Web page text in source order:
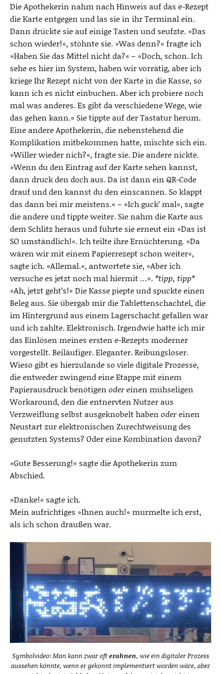
Die Apothekerin nahm nach Hinweis auf das e-Rezept
die Karte entgegen und las sie in ihr Terminal ein.
Dann drückte sie auf einige Tasten und seufzte. »Das
schon wieder!«, stöhnte sie. »Was denn?« fragte ich
»Haben Sie das Mittel nicht da?« – »Doch, schon. Ich
sehe es hier im System, haben wir vorrätig, aber ich
kriege Ihr Rezept nicht von der Karte in die Kasse, so
kann ich es nicht einbuchen. Aber ich probiere noch
mal was anderes. Es gibt da verschiedene Wege, wie
das gehen kann.« Sie tippte auf der Tastatur herum.
Eine andere Apothekerin, die nebenstehend die
Komplikation mitbekommen hatte, mischte sich ein.
»Willer wieder nich?«, fragte sie. Die andere nickte.
»Wenn du den Eintrag auf der Karte sehen kannst,
dann druck den doch aus. Da ist dann ein QR-Code
drauf und den kannst du den einscannen. So klappt
das dann bei mir meistens.« – »Ich guck’ mal«, sagte
die andere und tippte weiter. Sie nahm die Karte aus
dem Schlitz heraus und führte sie erneut ein »Das ist
SO umständlich!«. Ich teilte ihre Ernüchterung. »Da
wären wir mit einem Papierrezept schon weiter«,
sagte ich. »Allemal.«, antwortete sie, »Aber ich
versuche es jetzt noch mal hiermit …«. *tipp, tipp*
»Ah, jetzt geht’s!« Die Kasse piepte und spuckte einen
Beleg aus. Sie übergab mir die Tablettenschachtel, die
im Hintergrund aus einem Lagerschacht gefallen war
und ich zahlte. Elektronisch. Irgendwie hatte ich mir
das Einlösen meines ersten e-Rezepts moderner
vorgestellt. Beiläufiger. Eleganter. Reibungsloser.
Wieso gibt es hierzulande so viele digitale Prozesse,
die entweder zwingend eine Etappe mit einem
Papierausdruck benötigen odereinen mühseligen
Workaround, den die entnervten Nutzer aus
Verzweiflung selbst ausgeknobelt haben odereinen
Neustart zur elektronischen Zurechtweisung des
genutzten Systems? Oder eine Kombination davon?
»Gute Besserung!« sagte die Apothekerin zum
Abschied.
»Danke!« sagte ich.
Mein aufrichtiges »Ihnen auch!« murmelte ich erst,
als ich schon draußen war.
Symbolvideo: Man kann zwar ofterahnen, wie ein digitaler Prozess
aussehen könnte, wenn er gekonnt implementiert worden wäre, aber